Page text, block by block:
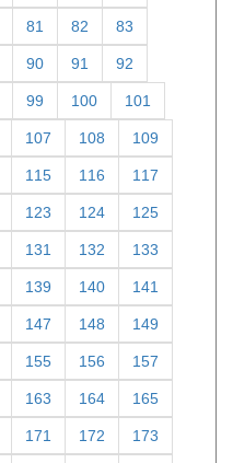
81 82 83
90 91 92
99 100 101
107 108 109
115 116 117
123 124 125
131 132 133
139 140 141
147 148 149
155 156 157
163 164 165
171 172 173